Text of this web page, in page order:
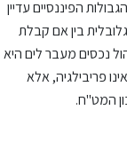
הפיננסיים עדיין
בין אם קבלת
נכסים מעבר לים היא
פריבילגיה, אלא
המט"ח.